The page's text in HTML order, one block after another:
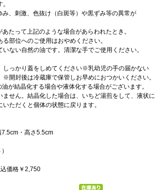
、刺激、色抜け（白斑等）や黒ずみ等の異常が
たって上記のような場合があらわれたとき。
部位へのご使用はおやめください。
ない自然の油です。清潔な手でご使用ください。
っかり蓋をしめてください※乳幼児の手の届かない
※開封後は冷蔵庫で保管しお早めにおつかいください。
が結晶化する場合や液体化する場合がございます。
ません。結晶化した場合は、いちど湯煎をして、液状に
ただくと個体の状態に戻ります。
・高さ5.5cm
価格￥2,750